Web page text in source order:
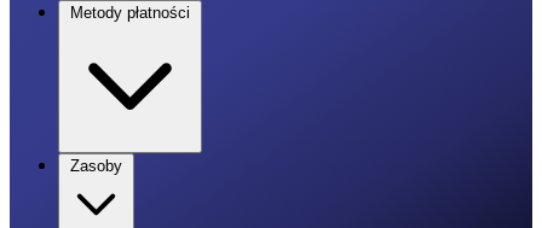
Metody płatności
Zasoby